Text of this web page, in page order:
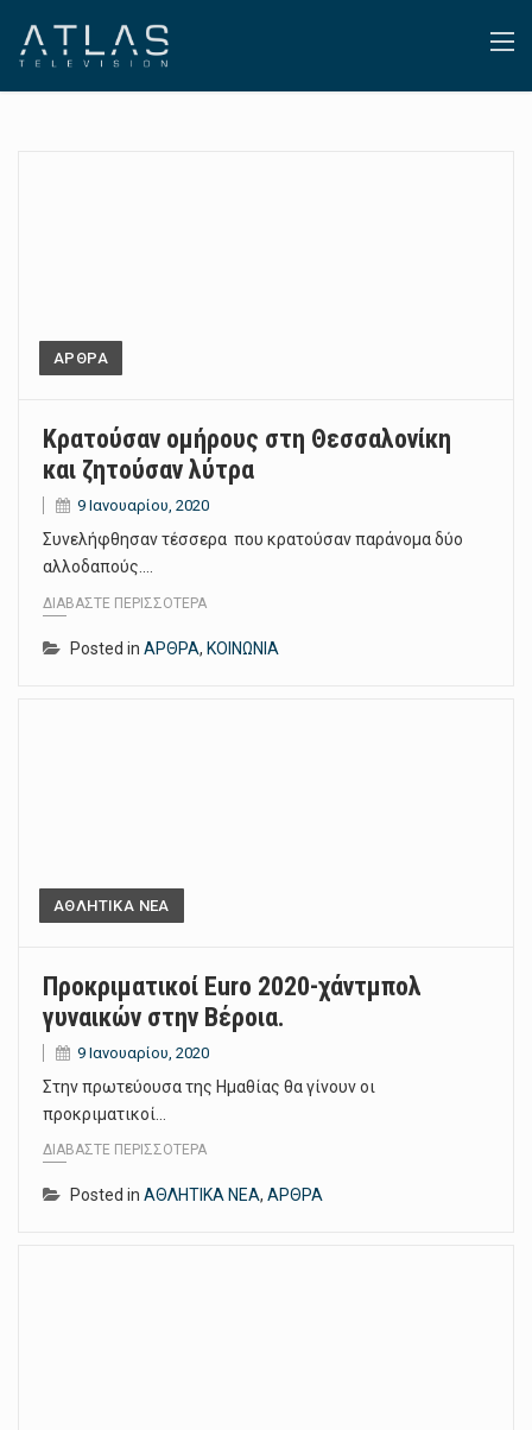
ΑΡΘΡΑ
Κρατούσαν ομήρους στη Θεσσαλονίκη
και ζητούσαν λύτρα
9 Ιανουαρίου, 2020
Συνελήφθησαν τέσσερα που κρατούσαν παράνομα δύο
αλλοδαπούς.…
ΔΙΑΒΆΣΤΕ ΠΕΡΙΣΣΌΤΕΡΑ
Posted in ΑΡΘΡΑ, ΚΟΙΝΩΝΙΑ
ΑΘΛΗΤΙΚΑ ΝΕΑ
Προκριματικοί Euro 2020-χάντμπολ
γυναικών στην Βέροια.
9 Ιανουαρίου, 2020
Στην πρωτεύουσα της Ημαθίας θα γίνουν οι
προκριματικοί…
ΔΙΑΒΆΣΤΕ ΠΕΡΙΣΣΌΤΕΡΑ
Posted in ΑΘΛΗΤΙΚΑ ΝΕΑ, ΑΡΘΡΑ